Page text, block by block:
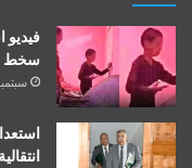
سخط
سبتمبر 20,